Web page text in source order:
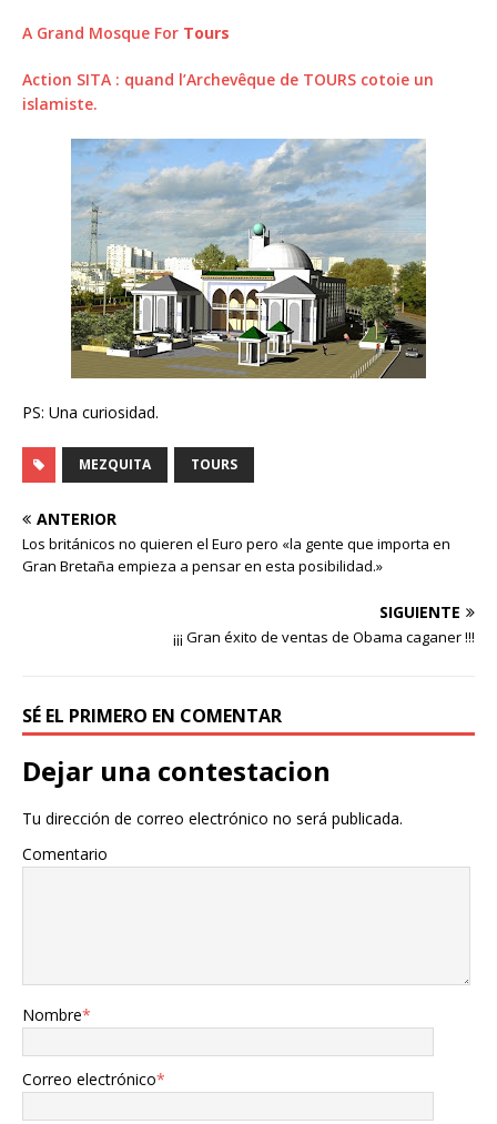
A Grand Mosque For Tours
Action SITA : quand l’Archevêque de TOURS cotoie un
islamiste.
PS: Una curiosidad.
MEZQUITA TOURS
ANTERIOR
Los británicos no quieren el Euro pero «la gente que importa en
Gran Bretaña empieza a pensar en esta posibilidad.»
SIGUIENTE
¡¡¡ Gran éxito de ventas de Obama caganer !!!
SÉ EL PRIMERO EN COMENTAR
Dejar una contestacion
Tu dirección de correo electrónico no será publicada.
Comentario
Nombre*
Correo electrónico*